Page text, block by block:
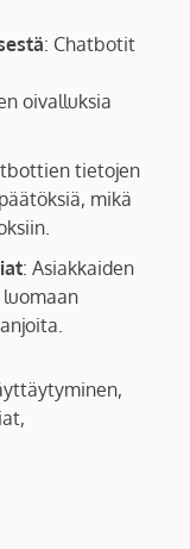
: Chatbotit
oivalluksia
tietojen
mikä
: Asiakkaiden